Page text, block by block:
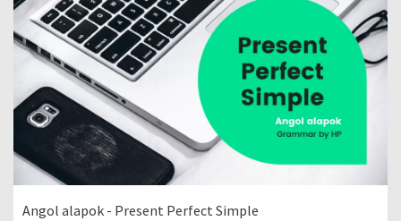
Angol alapok - Present Perfect Simple